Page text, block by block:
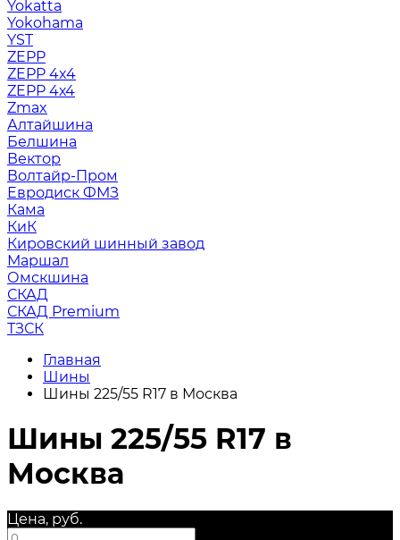
Yokatta
Yokohama
YST
ZEPP
ZEPP 4x4
ZEPP 4х4
Zmax
Алтайшина
Белшина
Вектор
Волтайр-Пром
Евродиск ФМЗ
Кама
КиК
Кировский шинный завод
Маршал
Омскшина
СКАД
СКАД Premium
ТЗСК
Главная
Шины
Шины 225/55 R17 в Москва
Шины 225/55 R17 в
Москва
Цена, руб.